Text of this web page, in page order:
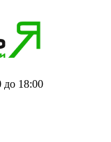
до 18:00